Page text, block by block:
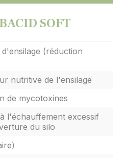
SOFT
(réduction
nutritive de l'ensilage
de mycotoxines
l'échauffement excessif
du silo